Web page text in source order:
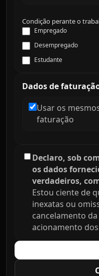
Condição perante o
Empregado
Desempregado
Estudante
Dados de
Usar os
faturação
Declaro, sob
os dados
verdadeiros,
Estou ciente de
inexatas ou
cancelamento
acionamento